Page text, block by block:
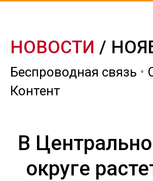
НОВОСТИ /
Беспроводная связь •
Контент
В
округе